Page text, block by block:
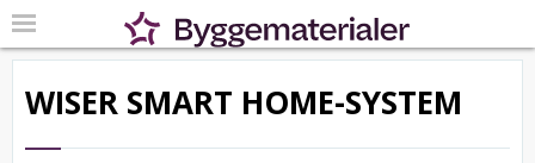
WISER SMART HOME-SYSTEM